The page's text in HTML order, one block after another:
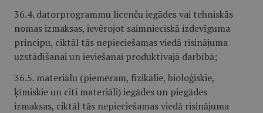
36.4. datorprogrammu licenču iegādes vai tehniskās
nomas izmaksas, ievērojot saimnieciskā izdevīguma
principu, ciktāl tās nepieciešamas viedā risinājuma
uzstādīšanai un ieviešanai produktīvajā darbībā;
36.5. materiālu (piemēram, fizikālie, bioloģiskie,
ķīmiskie un citi materiāli) iegādes un piegādes
izmaksas, ciktāl tās nepieciešamas viedā risinājuma